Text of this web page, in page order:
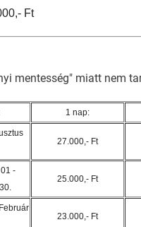
Ft
mentesség" miatt nem
1 nap:
27.000,- Ft
-
25.000,- Ft
23.000,- Ft